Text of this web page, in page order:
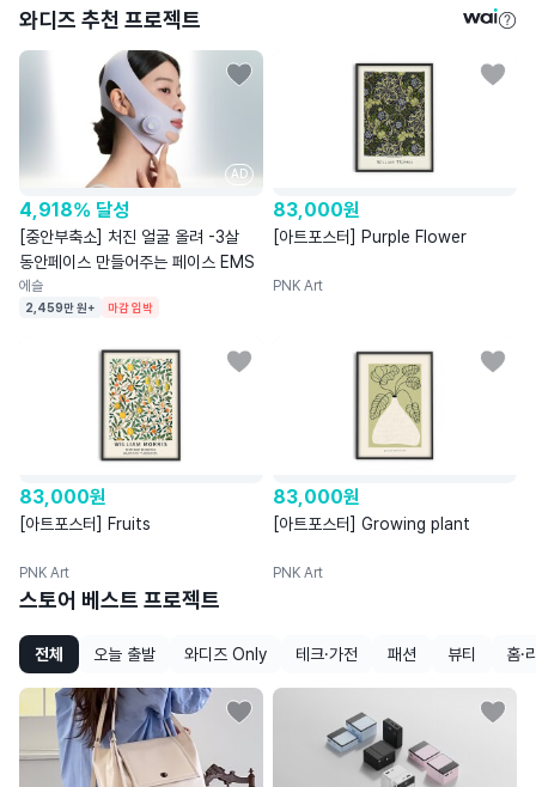
와디즈 추천 프로젝트
AD
4,918% 달성
[중안부축소] 처진 얼굴 올려 -3살
동안페이스 만들어주는 페이스 EMS
에슬
2,459만 원+ 마감 임박
83,000원
[아트포스터] Purple Flower
PNK Art
83,000원
[아트포스터] Fruits
PNK Art
83,000원
[아트포스터] Growing plant
PNK Art
스토어 베스트 프로젝트
전체 오늘 출발 와디즈 Only 테크·가전 패션 뷰티 홈·